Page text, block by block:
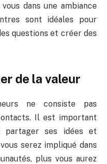
dans une ambiance
sont idéales pour
questions et créer des
de la valeur
ne consiste pas
Il est important
partager ses idées et
serez impliqué dans
plus vous aurez